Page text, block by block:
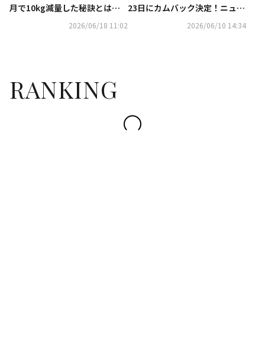
月で10kg減量した秘訣とは？
「マンジャロなんて必要ない」
2026/06/18 11:02
23日にカムバック決定！ニュー
シングル「Runaway」をリリ
2026/06/10 14:34
RANKING